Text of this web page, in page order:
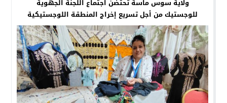
ولاية سوس ماسة تحتضن اجتماع اللجنة الجهوية
للوجستيك من أجل تسريع إخراج المنطقة اللوجستيكية
القليعة